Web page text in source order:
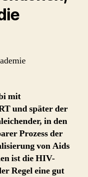
mit
und später der
in den
Prozess der
von Aids
ist die HIV-
Regel eine gut